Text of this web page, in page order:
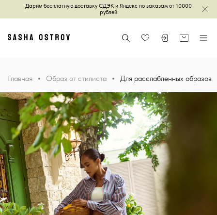
Дарим бесплатную доставку СДЭК и Яндекс по заказам от 10000
рублей
Главная Поиск ИзбранноеВойти илиКорзинаМеню
Главная Образ от стилиста Для расслабленных образов